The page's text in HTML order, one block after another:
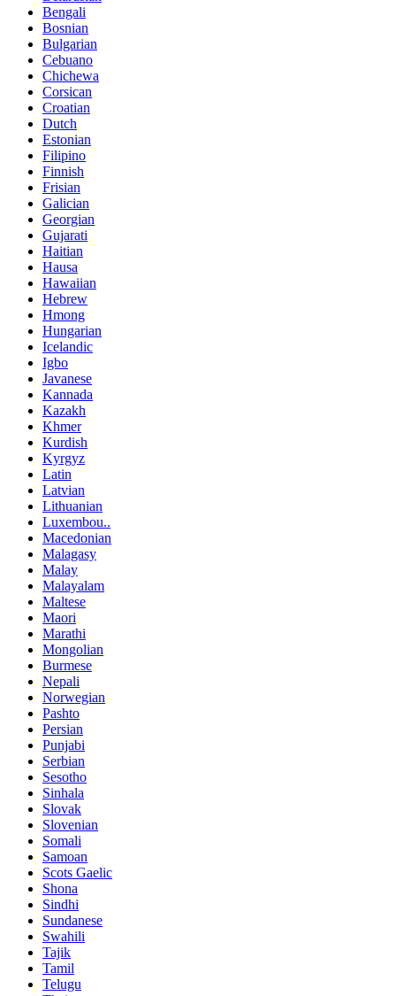
Bengali
Bosnian
Bulgarian
Cebuano
Chichewa
Corsican
Croatian
Dutch
Estonian
Filipino
Finnish
Frisian
Galician
Georgian
Gujarati
Haitian
Hausa
Hawaiian
Hebrew
Hmong
Hungarian
Icelandic
Igbo
Javanese
Kannada
Kazakh
Khmer
Kurdish
Kyrgyz
Latin
Latvian
Lithuanian
Luxembou..
Macedonian
Malagasy
Malay
Malayalam
Maltese
Maori
Marathi
Mongolian
Burmese
Nepali
Norwegian
Pashto
Persian
Punjabi
Serbian
Sesotho
Sinhala
Slovak
Slovenian
Somali
Samoan
Scots Gaelic
Shona
Sindhi
Sundanese
Swahili
Tajik
Tamil
Telugu